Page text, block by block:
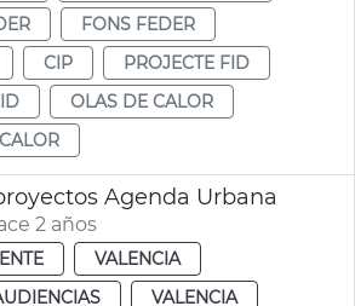
FONS FEDER
CIP
PROJECTE FID
OLAS DE CALOR
Agenda Urbana
2 años
VALENCIA
VALENCIA